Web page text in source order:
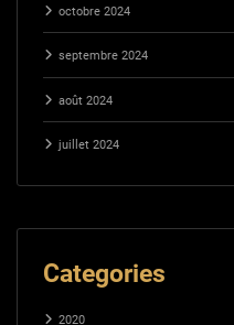
octobre 2024
septembre 2024
août 2024
juillet 2024
Categories
2020